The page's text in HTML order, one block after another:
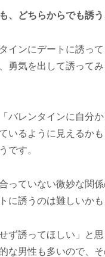
、どちらからでも誘う
インにデートに誘っ
勇気を出して誘って
バレンタインに自分
いるように見えるか
です。
っていない微妙な関
に誘うのは難しいかも
ず誘ってほしい」と
な男性も多いので、